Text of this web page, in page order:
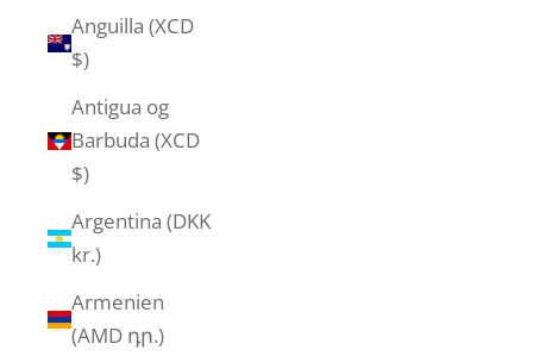
Anguilla (XCD
$)
Antigua og
Barbuda (XCD
$)
Argentina (DKK
kr.)
Armenien
(AMD դր.)